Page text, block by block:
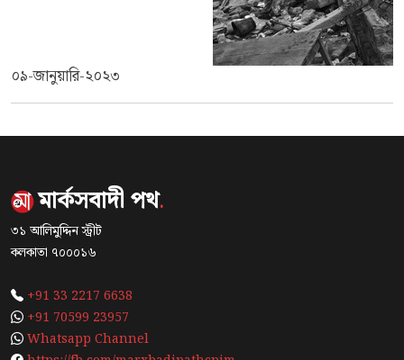
০৯-জানুয়ারি-২০২৩
মার্কসবাদী পথ.
৩১ আলিমুদ্দিন স্ট্রীট
কলকাতা ৭০০০১৬
+91 33 2217 6638
+91 70599 23957
Whatsapp Channel